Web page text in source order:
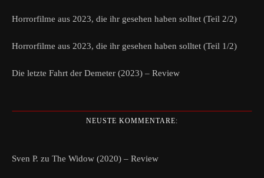
Horrorfilme aus 2023, die ihr gesehen haben solltet (Teil 2/2)
Horrorfilme aus 2023, die ihr gesehen haben solltet (Teil 1/2)
Die letzte Fahrt der Demeter (2023) – Review
NEUSTE KOMMENTARE:
Sven P. zu The Widow (2020) – Review